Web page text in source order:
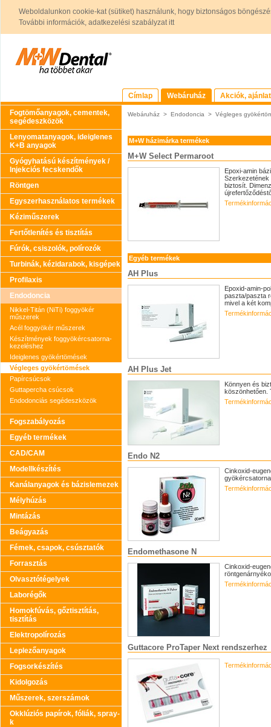
Weboldalunkon cookie-kat (sütiket) használunk, hogy biztonságos
További információk, adatkezelési szabályzat itt
Címlap Webáruház
Akciók,
Fogtömőanyagok, cementek,
segédeszközök
Lenyomatanyagok, ideiglenes
K+B anyagok
Gyógyhatású készítmények /
Injekciós fecskendők
Röntgen
Egyszerhasználatos termékek
Kéziműszerek
Fertőtlenítés és tisztítás
Fúrók, csiszolók, polírozók
Turbinák, kézidarabok, kisgépek
Profilaxis
Endodoncia
Nikkel-Titán (NiTi) foggyökér
műszerek
Acél foggyökér műszerek
Készítmények foggyökércsatorna-
kezeléshez
Ideiglenes gyökértömések
Végleges gyökértömések
Papírcsúcsok
Guttapercha csúcsok
Endodonciás segédeszközök
Fogszabályozás
Egyéb termékek
CAD/CAM
Modellkészítés
Kanálanyagok és bázislemezek
Mélyhúzás
Mintázás
Beágyazás
Fémek, csapok, csúsztatók
Forrasztás
Olvasztótégelyek
Laborégők
Homokfúvás, gőztisztítás,
tisztítás
Elektropolírozás
Leplezőanyagok
Fogsorkészítés
Kidolgozás
Műszerek, szerszámok
Okklúziós papírok, fóliák, spray-
k
Webáruház > Endodoncia > Végleges
M+W házimárka termékek
M+W Select Permaroot
Epoxi-amin
Szerkezetének
biztosít.
Egyéb termékek
AH Plus
Epoxid-amin-
paszta/paszta
mivel a két
AH Plus Jet
Könnyen és
köszönhetően.
Endo N2
Cinkoxid-
Endomethasone N
Cinkoxid-
Guttacore ProTaper Next rendszerhez